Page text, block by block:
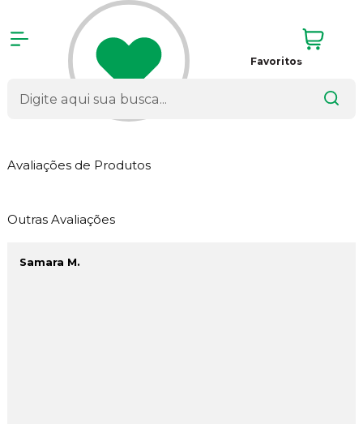
Favoritos
Avaliações de Produtos
Outras Avaliações
Samara M.